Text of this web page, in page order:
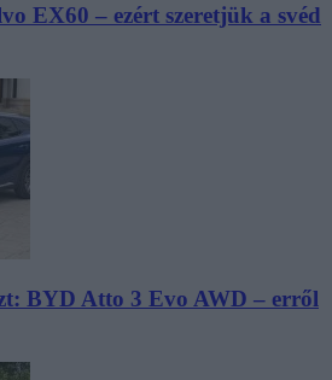
EX60 – ezért szeretjük a svéd
BYD Atto 3 Evo AWD – erről